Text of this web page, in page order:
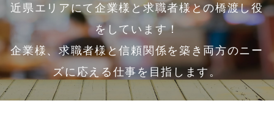
近県エリアにて企業様と求職者様との橋渡し役
をしています！
企業様、求職者様と信頼関係を築き両方のニー
ズに応える仕事を目指します。